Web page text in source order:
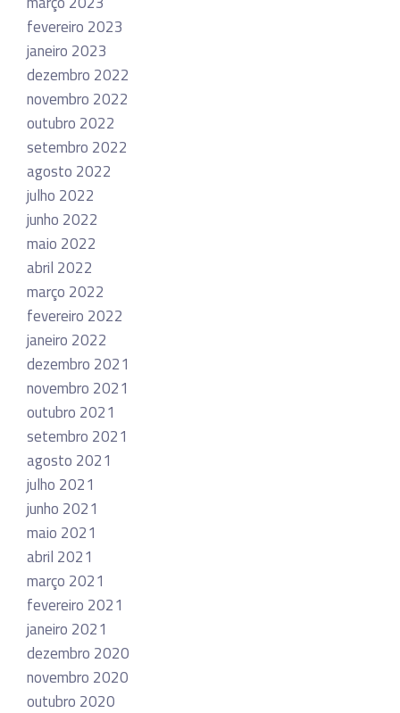
fevereiro 2023
janeiro 2023
dezembro 2022
novembro 2022
outubro 2022
setembro 2022
agosto 2022
julho 2022
junho 2022
maio 2022
abril 2022
março 2022
fevereiro 2022
janeiro 2022
dezembro 2021
novembro 2021
outubro 2021
setembro 2021
agosto 2021
julho 2021
junho 2021
maio 2021
abril 2021
março 2021
fevereiro 2021
janeiro 2021
dezembro 2020
novembro 2020
outubro 2020